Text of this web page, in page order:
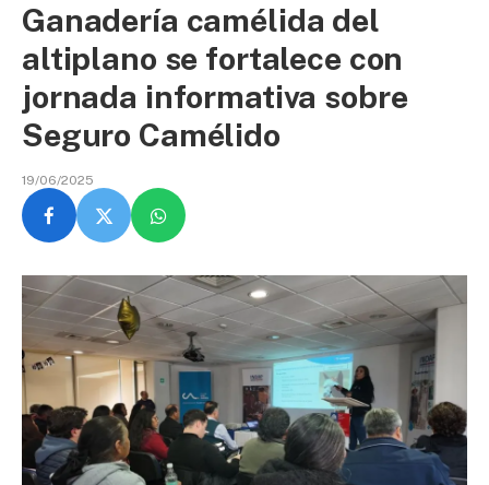
Ganadería camélida del
altiplano se fortalece con
jornada informativa sobre
Seguro Camélido
19/06/2025